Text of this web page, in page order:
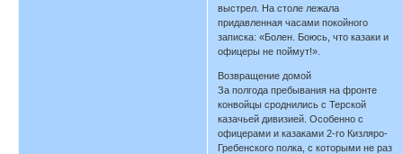
выстрел. На столе лежала
придавленная часами покойного
записка: «Болен. Боюсь, что казаки и
офицеры не поймут!».
Возвращение домой
За полгода пребывания на фронте
конвойцы сроднились с Терской
казачьей дивизией. Особенно с
офицерами и казаками 2-го Кизляро-
Гребенского полка, с которыми не раз